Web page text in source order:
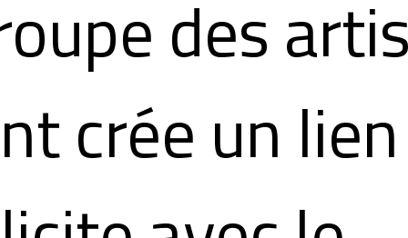
des
crée un lien